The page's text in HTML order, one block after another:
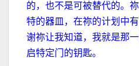
的，也不是可被替代的。
特的器皿，在祢的计划中
谢祢让我知道，我就是那
启特定门的钥匙。